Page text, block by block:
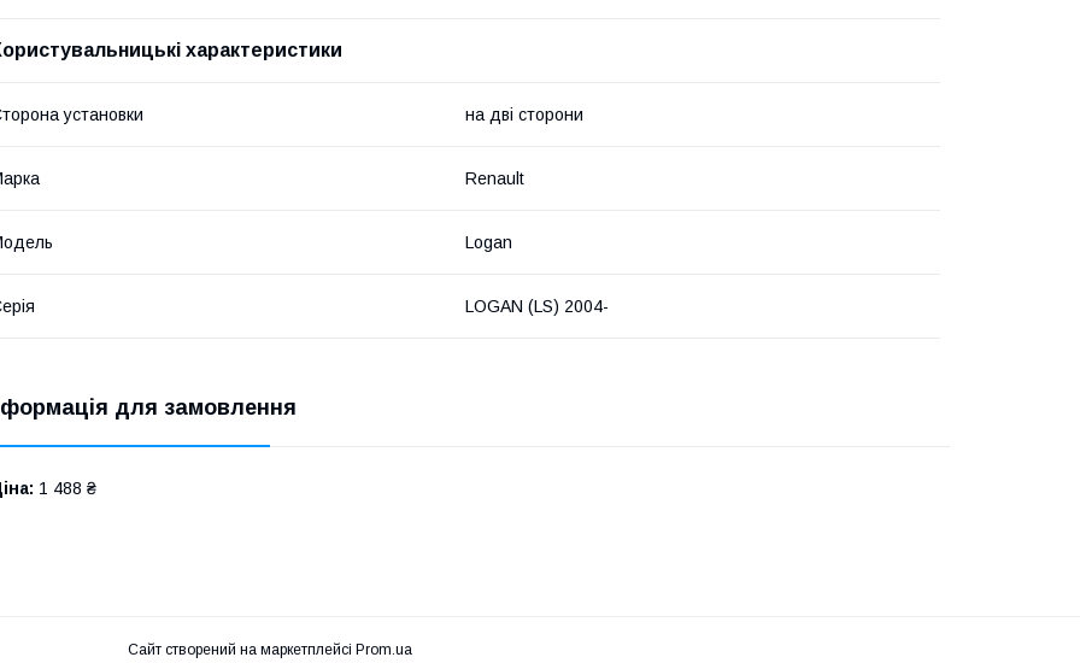
характеристики
установки на дві сторони
Renault
Logan
LOGAN (LS) 2004-
для замовлення
1 488 ₴
Сайт створений на маркетплейсі Prom.ua